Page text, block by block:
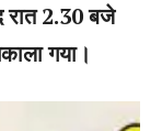
रात 2.30 बजे
गया।